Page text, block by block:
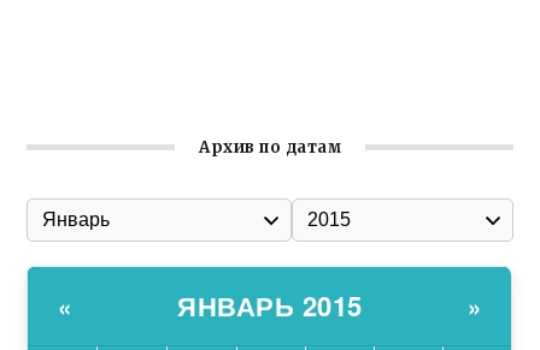
Архив по датам
« ЯНВАРЬ 2015 »